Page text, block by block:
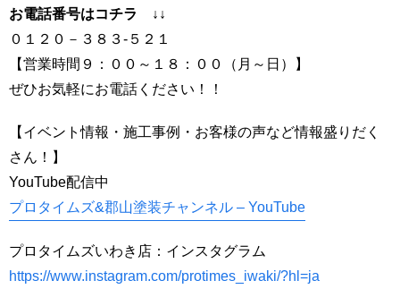
お電話番号はコチラ ↓↓
０１２０－３８３-５２１
【営業時間９：００～１８：００（月～日）】
ぜひお気軽にお電話ください！！
【イベント情報・施工事例・お客様の声など情報盛りだく
さん！】
YouTube配信中
プロタイムズ&郡山塗装チャンネル – YouTube
プロタイムズいわき店：インスタグラム
https://www.instagram.com/protimes_iwaki/?hl=ja